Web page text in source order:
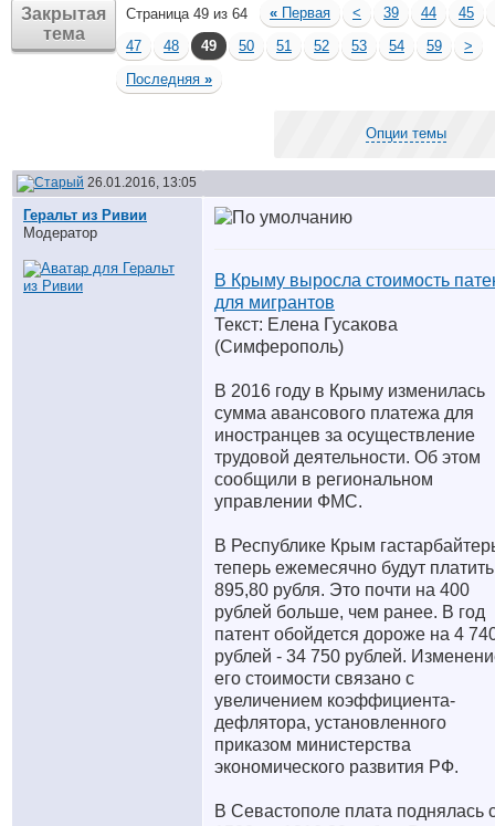
Закрытая
тема
Страница 49 из 64 « Первая < 39 44
45
47
48 49 50 51 52 53 54 59
>
Последняя »
Опции темы
26.01.2016, 13:05
Геральт из Ривии
Модератор
В Крыму выросла стоимость
для мигрантов
Текст: Елена Гусакова
(Симферополь)
В 2016 году в Крыму изменилась
сумма авансового платежа для
иностранцев за осуществление
трудовой деятельности. Об этом
сообщили в региональном
управлении ФМС.
В Республике Крым
теперь ежемесячно будут
895,80 рубля. Это почти на 400
рублей больше, чем ранее. В год
патент обойдется дороже на 4
рублей - 34 750 рублей.
его стоимости связано с
увеличением коэффициента-
дефлятора, установленного
приказом министерства
экономического развития РФ.
В Севастополе плата поднялась